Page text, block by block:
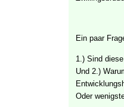
Ein paar
1.) Sind
Und 2.)
Oder